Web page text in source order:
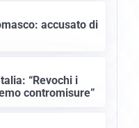
accusato di
“Revochi i
contromisure”